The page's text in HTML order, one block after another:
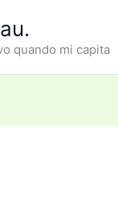
quando mi capita